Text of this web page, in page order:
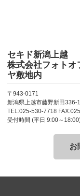
セキド新潟上越
株式会社フォト
ヤ敷地内
〒943-0171
新潟県上越市藤野新田336-1
TEL:025-530-7718
受付時間 (平日 9:00～
お